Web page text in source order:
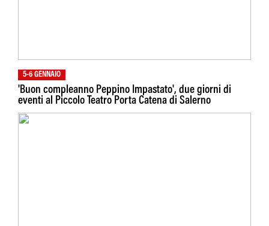
5-6 GENNAIO
'Buon compleanno Peppino Impastato', due giorni di
eventi al Piccolo Teatro Porta Catena di Salerno